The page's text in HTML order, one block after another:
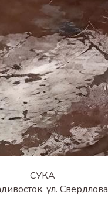
СУКА
ул. Свердлова